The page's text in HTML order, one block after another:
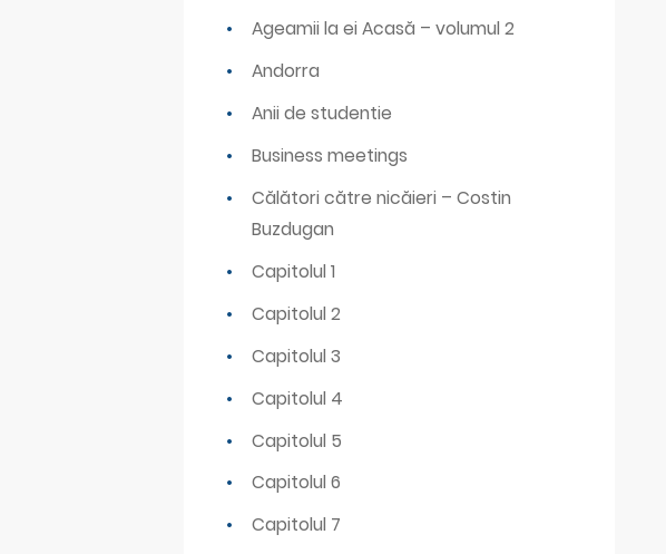
Ageamii la ei Acasă – volumul 2
Andorra
Anii de studentie
Business meetings
Călători către nicăieri – Costin
Buzdugan
Capitolul 1
Capitolul 2
Capitolul 3
Capitolul 4
Capitolul 5
Capitolul 6
Capitolul 7